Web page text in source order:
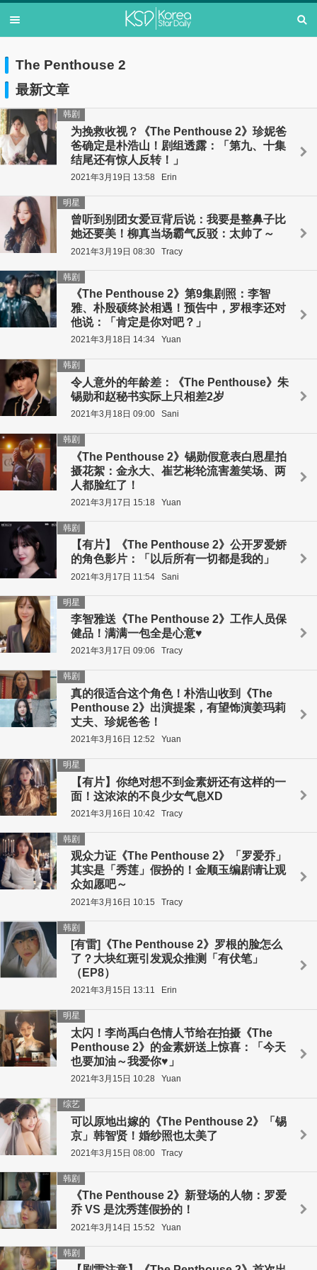
The Penthouse 2
最新文章
为挽救收视？《The Penthouse 2》珍妮爸
爸确定是朴浩山！剧组透露：「第九、十集
结尾还有惊人反转！」
韩剧
2021年3月19日 13:58 Erin
曾听到别团女爱豆背后说：我要是整鼻子比
她还要美！柳真当场霸气反驳：太帅了～
明星
2021年3月19日 08:30 Tracy
《The Penthouse 2》第9集剧照：李智
雅、朴殷硕终於相遇！预告中，罗根李还对
他说：「肯定是你对吧？」
韩剧
2021年3月18日 14:34 Yuan
令人意外的年龄差：《The Penthouse》朱
锡勋和赵秘书实际上只相差2岁
韩剧
2021年3月18日 09:00 Sani
《The Penthouse 2》锡勋假意表白恩星拍
摄花絮：金永大、崔艺彬轮流害羞笑场、两
人都脸红了！
韩剧
2021年3月17日 15:18 Yuan
【有片】《The Penthouse 2》公开罗爱娇
的角色影片：「以后所有一切都是我的」
韩剧
2021年3月17日 11:54 Sani
李智雅送《The Penthouse 2》工作人员保
健品！满满一包全是心意♥
明星
2021年3月17日 09:06 Tracy
真的很适合这个角色！朴浩山收到《The
Penthouse 2》出演提案，有望饰演姜玛莉
丈夫、珍妮爸爸！
韩剧
2021年3月16日 12:52 Yuan
【有片】你绝对想不到金素妍还有这样的一
面！这浓浓的不良少女气息XD
明星
2021年3月16日 10:42 Tracy
观众力证《The Penthouse 2》「罗爱乔」
其实是「秀莲」假扮的！金顺玉编剧请让观
众如愿吧～
韩剧
2021年3月16日 10:15 Tracy
[有雷]《The Penthouse 2》罗根的脸怎么
了？大块红斑引发观众推测「有伏笔」
（EP8）
韩剧
2021年3月15日 13:11 Erin
太闪！李尚禹白色情人节给在拍摄《The
Penthouse 2》的金素妍送上惊喜：「今天
也要加油～我爱你♥」
明星
2021年3月15日 10:28 Yuan
可以原地出嫁的《The Penthouse 2》「锡
京」韩智贤！婚纱照也太美了
综艺
2021年3月15日 08:00 Tracy
《The Penthouse 2》新登场的人物：罗爱
乔 VS 是沈秀莲假扮的！
韩剧
2021年3月14日 15:52 Yuan
韩剧